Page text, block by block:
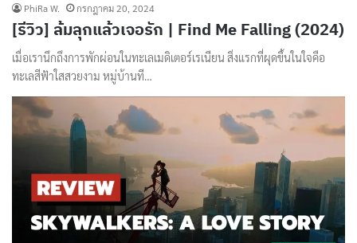
PhiRa W. กรกฎาคม 20, 2024
[รีวิว] ล้มลุกแล้วเจอรัก | Find Me Falling (2024)
เมื่อเรานึกถึงการพักผ่อนในทะเลเมดิเตอร์เรเนียน สิ่งแรกที่ผุดขึ้นในใจคือ
ทะเลสีฟ้าใสสวยงาม หมู่บ้านที…